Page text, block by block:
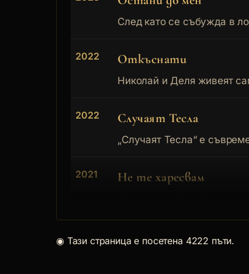
След като се събужда в
2022 Откъснати
Николай и Деля живеят
2022 Случаят Тесла
„Случаят Тесла“ е
2021 Не те харесвам
Чичо Коледа
◉ Тази страница е посетена 4222 пъти.